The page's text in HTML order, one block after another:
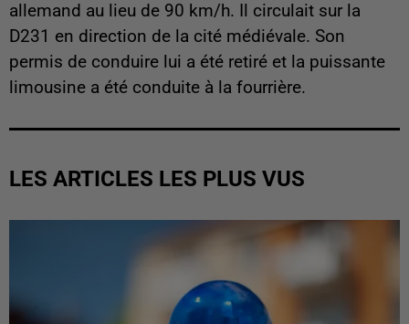
allemand au lieu de 90 km/h. Il circulait sur la
D231 en direction de la cité médiévale. Son
permis de conduire lui a été retiré et la puissante
limousine a été conduite à la fourrière.
LES ARTICLES LES PLUS VUS